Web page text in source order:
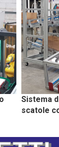
Sistema
scatole